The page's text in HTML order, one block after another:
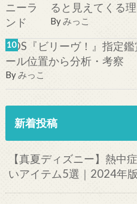
ると見えてくる
Byみっこ
TDS『ビリーヴ！』指定
ール位置から分析・考察
Byみっこ
新着投稿
【真夏ディズニー】熱中
いアイテム5選｜2024年版